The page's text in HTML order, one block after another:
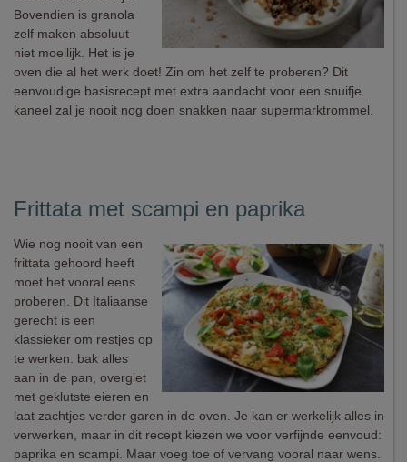
Bovendien is granola
zelf maken absoluut
niet moeilijk. Het is je
oven die al het werk doet! Zin om het zelf te proberen? Dit
eenvoudige basisrecept met extra aandacht voor een snuifje
kaneel zal je nooit nog doen snakken naar supermarktrommel.
Frittata met scampi en paprika
Wie nog nooit van een
frittata gehoord heeft
moet het vooral eens
proberen. Dit Italiaanse
gerecht is een
klassieker om restjes op
te werken: bak alles
aan in de pan, overgiet
met geklutste eieren en
laat zachtjes verder garen in de oven. Je kan er werkelijk alles in
verwerken, maar in dit recept kiezen we voor verfijnde eenvoud:
paprika en scampi. Maar voeg toe of vervang vooral naar wens.